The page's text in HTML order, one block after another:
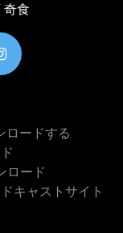
奇食
ロードする
ロード
キャストサイト